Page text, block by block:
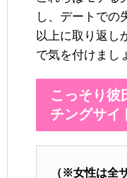
し、デートでの
以上に取り返し
で気を付けまし
こっそり彼
チングサイ
（※女性は全